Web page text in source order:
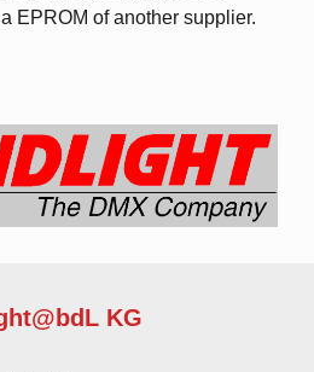
EPROM of another supplier.
KG